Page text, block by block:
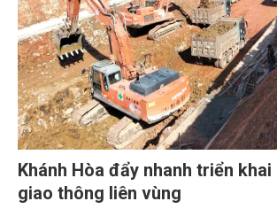
Khánh Hòa đẩy nhanh triển
giao thông liên vùng